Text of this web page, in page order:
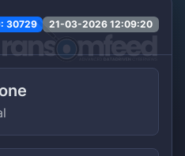
30729 21-03-2026 12:09:20